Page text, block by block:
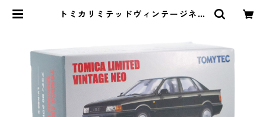
トミカリミテッドヴィンテージネオ